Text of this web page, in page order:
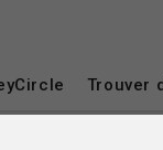
Trouver